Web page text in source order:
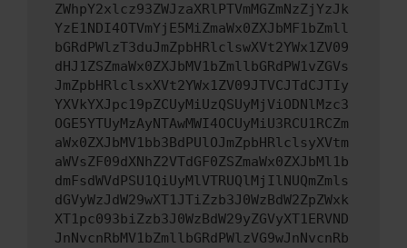
ZWhpY2xlcz93ZWJzaXRlPTVmMGZmNzZjYzJk
YzE1NDI4OTVmYjE5MiZmaWx0ZXJbMF1bZmll
bGRdPWlzT3duJmZpbHRlclswXVt2YWx1ZV09
dHJ1ZSZmaWx0ZXJbMV1bZmllbGRdPW1vZGVs
JmZpbHRlclsxXVt2YWx1ZV09JTVCJTdCJTIy
YXVkYXJpc19pZCUyMiUzQSUyMjViODNlMzc3
OGE5YTUyMzAyNTAwMWI4OCUyMiU3RCU1RCZm
aWx0ZXJbMV1bb3BdPUlOJmZpbHRlclsyXVtm
aWVsZF09dXNhZ2VTdGF0ZSZmaWx0ZXJbMl1b
dmFsdWVdPSU1QiUyMlVTRUQlMjIlNUQmZmls
dGVyWzJdW29wXT1JTiZzb3J0WzBdW2ZpZWxk
XT1pc093biZzb3J0WzBdW29yZGVyXT1ERVND
JnNvcnRbMV1bZmllbGRdPWlzVG9wJnNvcnRb